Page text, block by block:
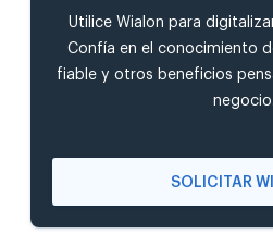
Utilice Wialon para
Confía en el conocimiento
fiable y otros beneficios
negocio.
SOLICITAR